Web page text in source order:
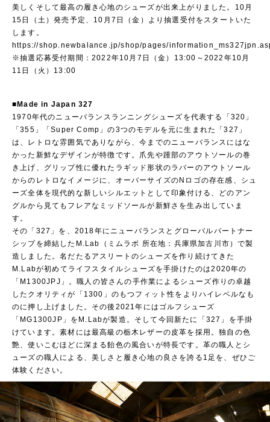
美しくそして最高の履き心地のシューズが出来上がりました。10月
15日（土）発売予定、10月7日（金）より抽選受付をスタートいた
します。
https://shop.newbalance.jp/shop/pages/
※抽選応募受付期間：2022年10月7日（金）13:00～2022年10月
11日（火）13:00
■Made in Japan 327
1970年代のニューバランスランニングシューズを代表する「320」
「355」「Super Comp」の3つのモデルを元に生まれた「327」
は、レトロな雰囲気でありながら、今までのニューバランスにはな
かった新鮮なデザインが特徴です。爪先や踵部のアウトソールの巻
き上げ、グリップ性に優れたラギッド形状のラバーのアウトソール
からのレトロなイメージに、オーバーサイズのNロゴの存在感、シュ
ーズ全体を現代的な新しいシルエットとして印象付ける、どのアン
グルから見てもフレアなミッドソールが新鮮さを生み出していま
す。
その「327」を、2018年にニューバランスとグローバルパートナー
シップを締結したM.Lab（ミムラボ 所在地：兵庫県加古川市）で製
造しました。名だたるアスリートのシューズを作り続けてきた
M.Labが初めてライフスタイルシューズを手掛けたのは2020年の
「M1300JPJ」。職人の皆さんの手作業によるシューズ作りの卓越
したクオリティが「1300」のもつフィット性をよりハイレベルなも
のに押し上げました。その後2021年にはゴルフシューズ
「MG1300JP」をM.Labが製造。そして今回新たに「327」を手掛
けています。素材には最高級の栃木レザーの皮革を採用。独自の色
艶、使いこむほどに深まる飴色の風合いが特長です。革の職人とシ
ューズの職人による、美しさと履き心地の良さを誇る1足を、ぜひご
体験ください。